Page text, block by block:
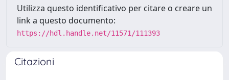
Utilizza questo identificativo per citare o creare un
link a questo documento:
https://hdl.handle.net/11571/111393
Citazioni